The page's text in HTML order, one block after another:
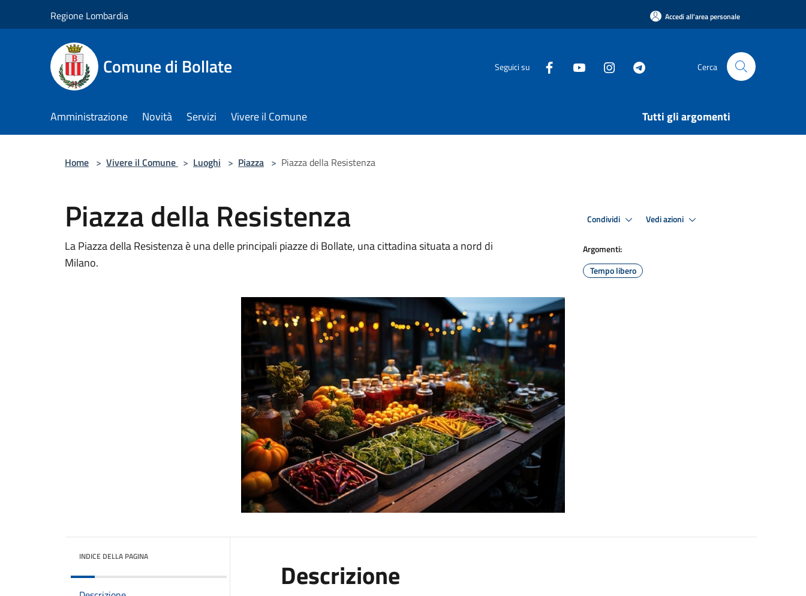
Regione Lombardia Accedi all'area personale
Comune di Bollate Seguici su Cerca
Amministrazione Novità Servizi Vivere il Comune Tutti gli argomenti
Home > Vivere il Comune > Luoghi > Piazza > Piazza della Resistenza
Piazza della Resistenza
La Piazza della Resistenza è una delle principali piazze di Bollate, una cittadina situata a nord di
Milano.
Condividi Vedi azioni
Argomenti:
Tempo libero
INDICE DELLA PAGINA
Descrizione